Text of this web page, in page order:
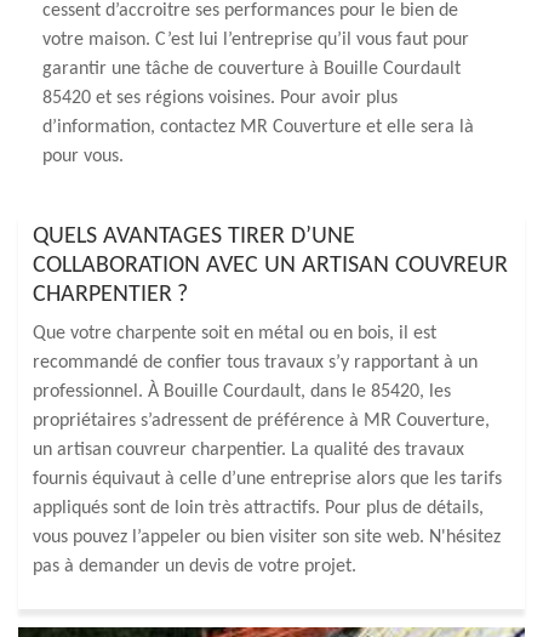
cessent d’accroitre ses performances pour le bien de
votre maison. C’est lui l’entreprise qu’il vous faut pour
garantir une tâche de couverture à Bouille Courdault
85420 et ses régions voisines. Pour avoir plus
d’information, contactez MR Couverture et elle sera là
pour vous.
QUELS AVANTAGES TIRER D’UNE
COLLABORATION AVEC UN ARTISAN COUVREUR
CHARPENTIER ?
Que votre charpente soit en métal ou en bois, il est
recommandé de confier tous travaux s’y rapportant à un
professionnel. À Bouille Courdault, dans le 85420, les
propriétaires s’adressent de préférence à MR Couverture,
un artisan couvreur charpentier. La qualité des travaux
fournis équivaut à celle d’une entreprise alors que les tarifs
appliqués sont de loin très attractifs. Pour plus de détails,
vous pouvez l’appeler ou bien visiter son site web. N'hésitez
pas à demander un devis de votre projet.